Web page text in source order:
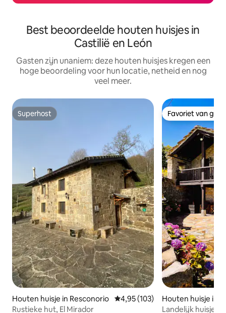
Best beoordeelde houten huisjes in
Castilië en León
Gasten zijn unaniem: deze houten huisjes kregen een
hoge beoordeling voor hun locatie, netheid en nog
veel meer.
Superhost
Superhost
Houten huisje in Resconorio Gemiddelde beoordeling van
4,95 (103)
Rustieke hut, El Mirador
Favoriet van
Favoriet van
Houten huisje in
Landelijk huisje ,